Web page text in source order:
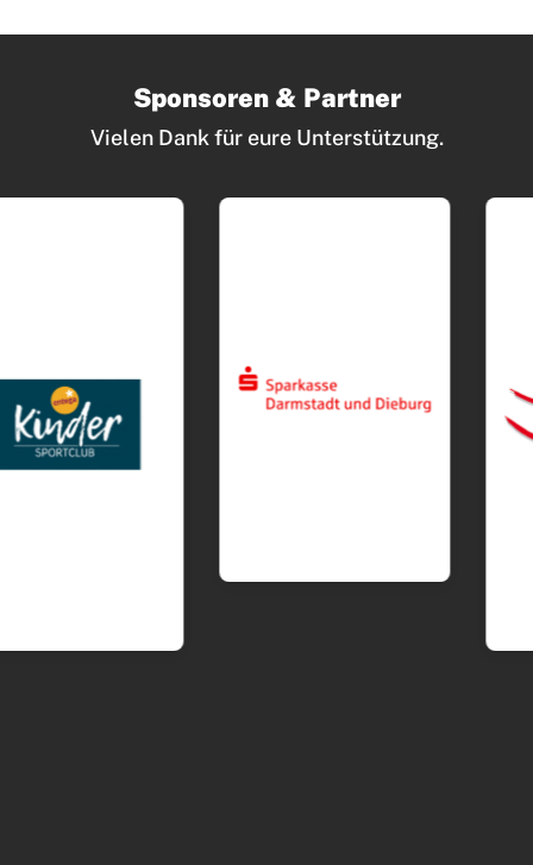
Sponsoren & Partner
Vielen Dank für eure Unterstützung.